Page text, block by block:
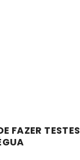
FAZER TESTES